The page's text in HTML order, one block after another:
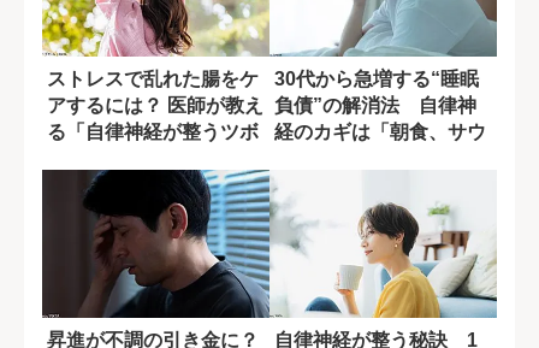
ストレスで乱れた腸をケ
アするには？ 医師が教え
る「自律神経が整うツボ
30代から急増する“睡眠
負債”の解消法 自律神
経のカギは「朝食、サウ
昇進が不調の引き金に？
自律神経が整う秘訣 1